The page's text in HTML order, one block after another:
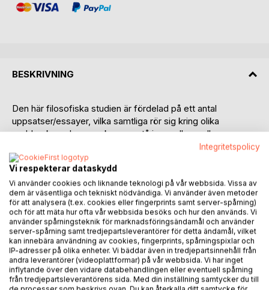
BESKRIVNING
Den här filosofiska studien är fördelad på ett antal
uppsatser/essayer, vilka samtliga rör sig kring olika
problemkomplex som kan uppstå inom eller mellan
områdena vetenskap, religion, andlighet och filosofi.
Som en tematisk rubrik över studien kunde sättas en fråga
som "Vad är vetenskapens gränser?". En viss tonvikt
hamnar på naturvetenskapen i ljuset av denna övergripande
fråga, men det ligger i sakens natur att undersökningen
snart behöver röra sig vidare till många olika ämnen,
företeelser och begrepp därutöver, inbegripande
erfarenhet, språk, logik, etik, med mera -- samt filosofin
själv.
Som en sorts övergripande ram eller form för betraktelsen
Integritetspolicy
Vi respekterar dataskydd
Vi använder cookies och liknande teknologi på vår webbsida. Vissa av
dem är väsentliga och tekniskt nödvändiga. Vi använder även metoder
för att analysera (t.ex. cookies eller fingerprints samt server-spårning)
och för att mäta hur ofta vår webbsida besöks och hur den används. Vi
använder spårningsteknik för marknadsföringsändamål och använder
server-spårning samt tredjepartsleverantörer för detta ändamål, vilket
kan innebära användning av cookies, fingerprints, spårningspixlar och
IP-adresser på olika enheter. Vi bäddar även in tredjepartsinnehåll från
andra leverantörer (videoplattformar) på vår webbsida. Vi har inget
inflytande över den vidare databehandlingen eller eventuell spårning
från tredjepartsleverantörens sida. Med din inställning samtycker du till